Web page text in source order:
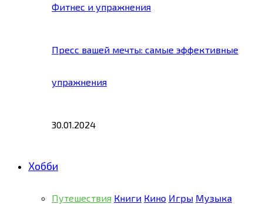
Фитнес и упражнения
Пресс вашей мечты: самые эффективные
упражнения
30.01.2024
Хобби
Путешествия Книги Кино Игры Музыка